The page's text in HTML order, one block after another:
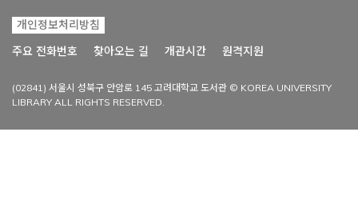
개인정보처리방침
주요 전화번호
찾아오는 길 개관시간 원격지원
(02841) 서울시 성북구 안암로 145 고려대학교 도서관 © KOREA UNIVERSITY
LIBRARY ALL RIGHTS RESERVED.